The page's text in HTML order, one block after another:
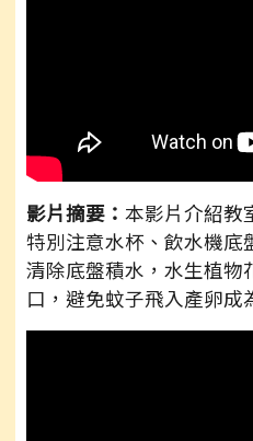
影片摘要： 本影片介紹教
特別注意水杯、飲水機底
清除底盤積水，水生植物
口，避免蚊子飛入產卵成